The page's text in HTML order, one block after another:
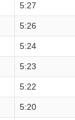
5:27
5:26
5:24
5:23
5:22
5:20